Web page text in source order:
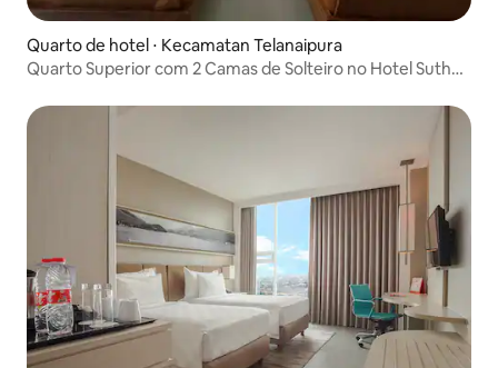
Quarto de hotel ⋅ Kecamatan Telanaipura
Quarto Superior com 2 Camas de Solteiro no Hotel Sutha